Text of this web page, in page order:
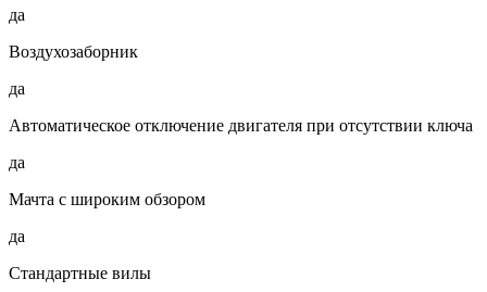
да
Воздухозаборник
да
Автоматическое отключение двигателя при отсутствии ключа
да
Мачта с широким обзором
да
Стандартные вилы